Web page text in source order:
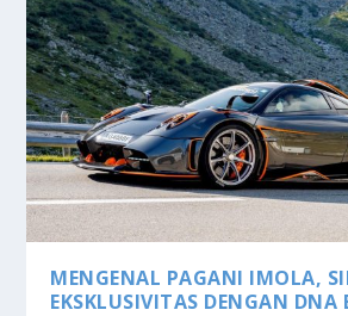
MENGENAL PAGANI IMOLA,
EKSKLUSIVITAS DENGAN DNA